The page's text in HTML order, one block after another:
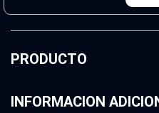
PRODUCTO
INFORMACION